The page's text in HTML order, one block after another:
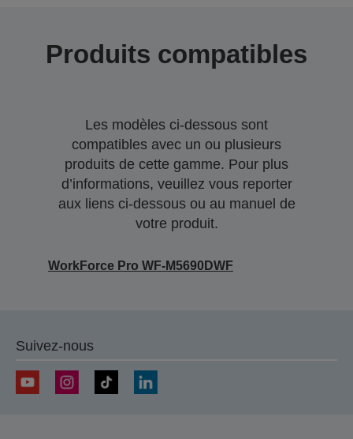
Produits compatibles
Les modèles ci-dessous sont
compatibles avec un ou plusieurs
produits de cette gamme. Pour plus
d’informations, veuillez vous reporter
aux liens ci-dessous ou au manuel de
votre produit.
WorkForce Pro WF-M5690DWF
Suivez-nous